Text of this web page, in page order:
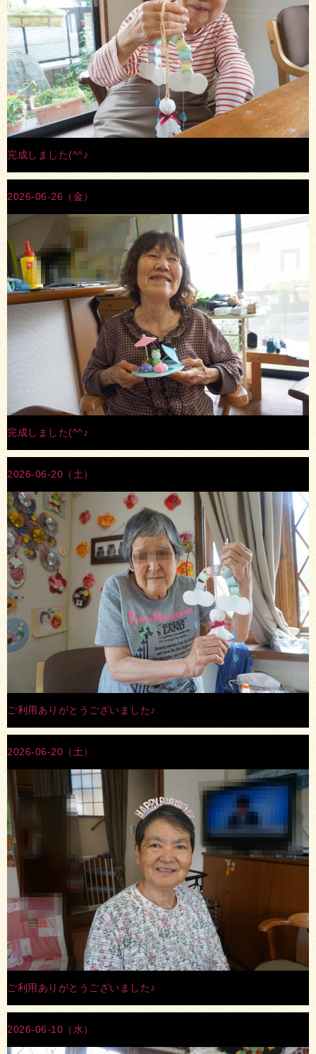
完成しました(^^♪
2026-06-26（金）
完成しました(^^♪
2026-06-20（土）
ご利用ありがとうございました♪
2026-06-20（土）
ご利用ありがとうございました♪
2026-06-10（水）